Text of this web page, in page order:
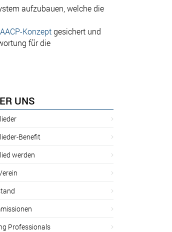
aufzubauen, welche die
Konzeptgesichert und
für die
UNS
Benefit
werden
Professionals